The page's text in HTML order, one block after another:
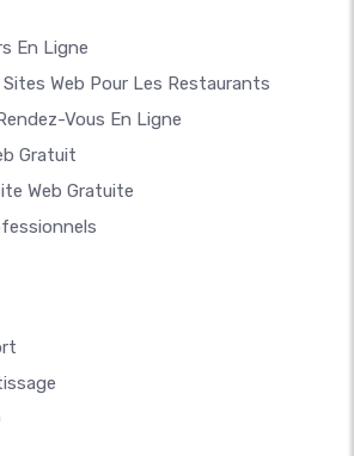
En Ligne
Web Pour Les Restaurants
Vous En Ligne
Gratuit
Web Gratuite